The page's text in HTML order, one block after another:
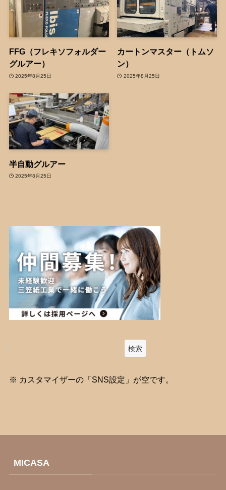
FFG（フレキソフォルダー
グルアー）
2025年8月25日
カートンマスター（トムソ
ン）
2025年8月25日
半自動グルアー
2025年8月25日
検索
※ カスタマイザーの「SNS設定」が空です。
MICASA